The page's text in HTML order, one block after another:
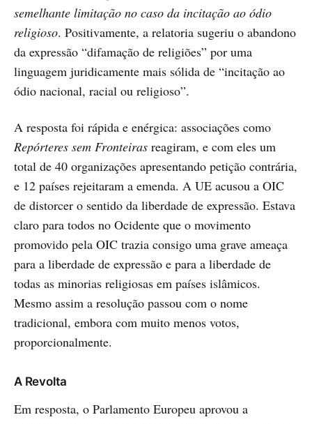
semelhante limitação no caso da incitação ao ódio
religioso. Positivamente, a relatoria sugeriu o abandono
da expressão “difamação de religiões” por uma
linguagem juridicamente mais sólida de “incitação ao
ódio nacional, racial ou religioso”.
A resposta foi rápida e enérgica: associações como
Repórteres sem Fronteiras reagiram, e com eles um
total de 40 organizações apresentando petição contrária,
e 12 países rejeitaram a emenda. A UE acusou a OIC
de distorcer o sentido da liberdade de expressão. Estava
claro para todos no Ocidente que o movimento
promovido pela OIC trazia consigo uma grave ameaça
para a liberdade de expressão e para a liberdade de
todas as minorias religiosas em países islâmicos.
Mesmo assim a resolução passou com o nome
tradicional, embora com muito menos votos,
proporcionalmente.
A Revolta
Em resposta, o Parlamento Europeu aprovou a